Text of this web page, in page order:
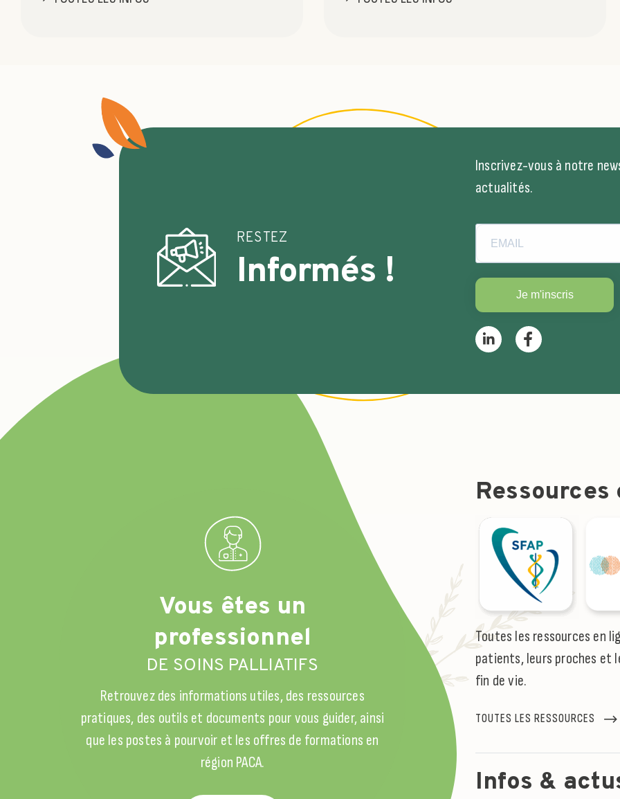
RESTEZ
Informés !
Inscrivez-vous à notre
actualités.
Je m'inscris
Vous êtes un
professionnel
DE SOINS PALLIATIFS
Retrouvez des informations utiles, des ressources
pratiques, des outils et documents pour vous guider, ainsi
que les postes à pourvoir et les offres de formations en
région PACA.
Toutes les ressources en
patients, leurs proches et
fin de vie.
TOUTES LES RESSOURCES
Infos &